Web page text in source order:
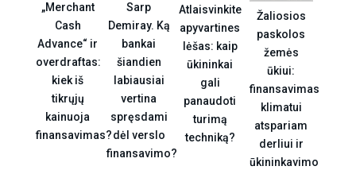
„Merchant
Cash
Advance“ ir
overdraftas:
kiek iš
tikrųjų
kainuoja
finansavimas?
Sarp
Demiray. Ką
bankai
šiandien
labiausiai
vertina
spręsdami
dėl verslo
finansavimo?
Atlaisvinkite
apyvartines
lėšas: kaip
ūkininkai
gali
panaudoti
turimą
techniką?
Žaliosios
paskolos
žemės
ūkiui:
finansavimas
klimatui
atspariam
derliui ir
ūkininkavimo